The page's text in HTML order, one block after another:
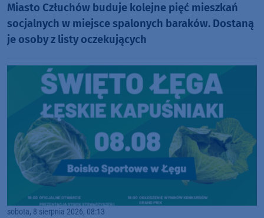
Miasto Człuchów buduje kolejne pięć mieszkań
socjalnych w miejsce spalonych baraków. Dostaną
je osoby z listy oczekujących
sobota, 8 sierpnia 2026, 08:13